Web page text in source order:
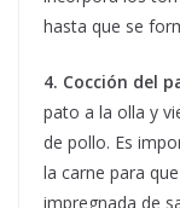
hasta que se
4. Cocción del
pato a la olla y
de pollo. Es
la carne para
impregnada de